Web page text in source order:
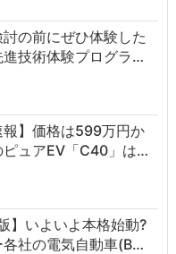
の前にぜひ体験した
進技術体験プログラ…
報】価格は599万円か
ピュアEV「C40」は…
】いよいよ本格始動?
各社の電気自動車(B…